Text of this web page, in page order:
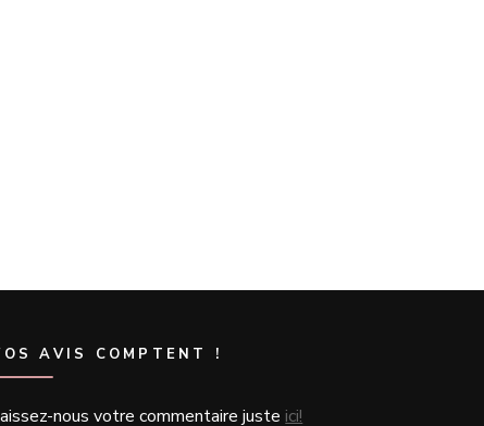
AVIS COMPTENT !
nous votre commentaire juste ici!